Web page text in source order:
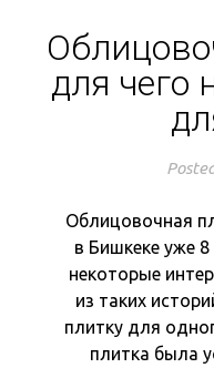
для чего
Облицовочная
в Бишкеке уже
некоторые
из таких
плитку для
плитка была